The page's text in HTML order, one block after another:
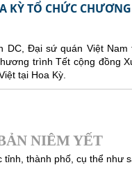
KỲ TỔ CHỨC
DC, Đại sứ quán Việt
trình Tết cộng đồng
tại Hoa Kỳ.
NIÊM YẾT
tỉnh, thành phố, cụ thể như